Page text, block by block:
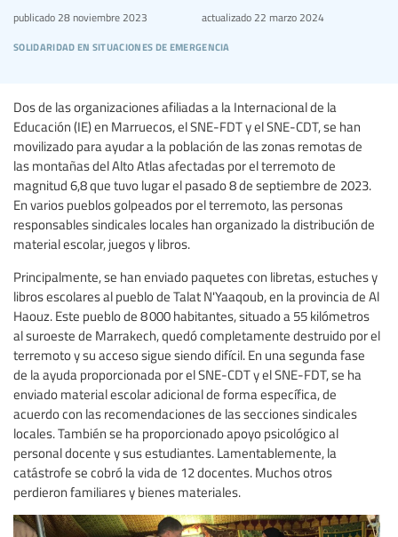
solidaridad en situaciones de emergencia
publicado 28 noviembre 2023 actualizado22 marzo 2024
Dos de las organizaciones afiliadas a la Internacional de la
Educación (IE) en Marruecos, el SNE-FDT y el SNE-CDT, se han
movilizado para ayudar a la población de las zonas remotas de
las montañas del Alto Atlas afectadas por el terremoto de
magnitud 6,8 que tuvo lugar el pasado 8 de septiembre de 2023.
En varios pueblos golpeados por el terremoto, las personas
responsables sindicales locales han organizado la distribución de
material escolar, juegos y libros.
Principalmente, se han enviado paquetes con libretas, estuches y
libros escolares al pueblo de Talat N'Yaaqoub, en la provincia de Al
Haouz. Este pueblo de 8 000 habitantes, situado a 55 kilómetros
al suroeste de Marrakech, quedó completamente destruido por el
terremoto y su acceso sigue siendo difícil. En una segunda fase
de la ayuda proporcionada por el SNE-CDT y el SNE-FDT, se ha
enviado material escolar adicional de forma específica, de
acuerdo con las recomendaciones de las secciones sindicales
locales. También se ha proporcionado apoyo psicológico al
personal docente y sus estudiantes. Lamentablemente, la
catástrofe se cobró la vida de 12 docentes. Muchos otros
perdieron familiares y bienes materiales.